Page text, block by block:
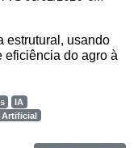
estrutural, usando
eficiência do agro à
IA
Artificial